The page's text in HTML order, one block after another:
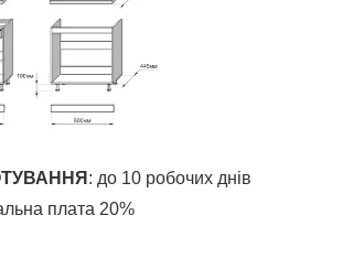
: до 10 робочих днів
плата 20%